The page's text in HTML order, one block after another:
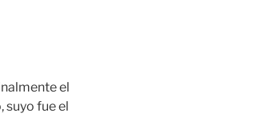
el
suyo fue el